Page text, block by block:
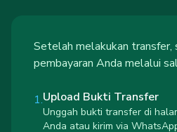
Setelah melakukan transfer,
pembayaran Anda melalui
1.Upload Bukti Transfer
Unggah bukti transfer di
Anda atau kirim via